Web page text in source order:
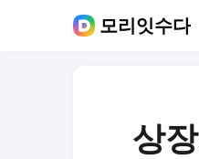
모리잇수다
상